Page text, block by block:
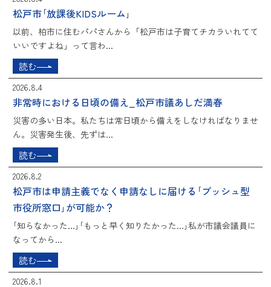
松戸市｢放課後KIDSルーム｣
以前、柏市に住むパパさんから「松戸市は子育てチカラいれてて
いいですよね」って言わ...
読む
2026.8.4
非常時における日頃の備え_松戸市議あしだ満春
災害の多い日本。私たちは常日頃から備えをしなければなりませ
ん。災害発生後、先ずは...
読む
2026.8.2
松戸市は申請主義でなく申請なしに届ける｢プッシュ型
市役所窓口｣が可能か？
｢知らなかった...｣｢もっと早く知りたかった...｣私が市議会議員に
なってから...
読む
2026.8.1